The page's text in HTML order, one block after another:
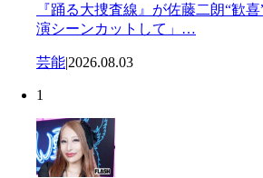
『踊る大捜査線』が佐藤二朗“歓
演シーンカットして」…
芸能|2026.08.03
1